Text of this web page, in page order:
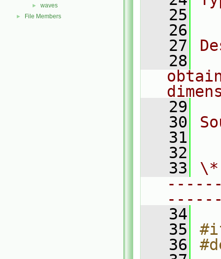
► waves
► File Members
   25
   26
   27
   28
   29
   30
   31
   32
   33
   34
   35
   36